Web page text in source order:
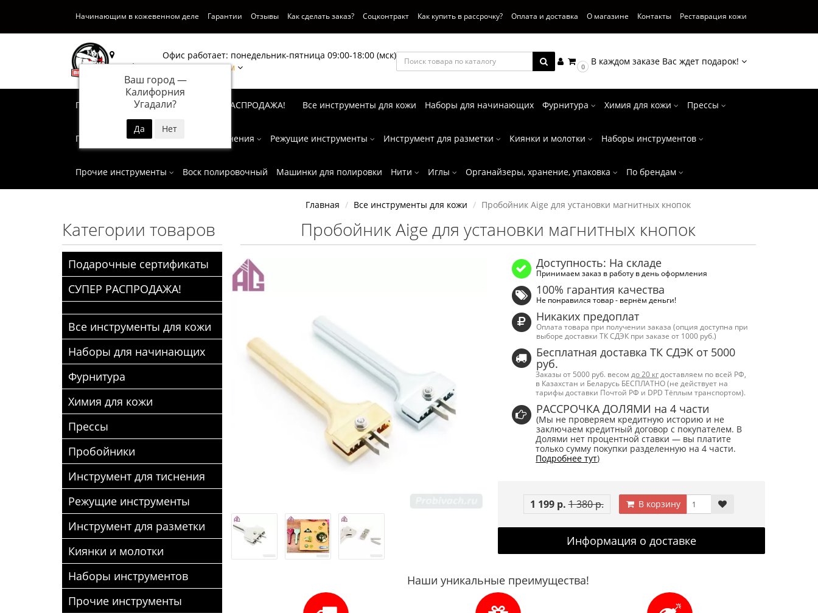
Начинающим в кожевенном деле Гарантии Отзывы Как сделать заказ? Соцконтракт Как купить в рассрочку? Оплата и доставка О магазине Контакты Реставрация кожи
Калифорния
Ваш город —
Калифорния
Угадали?
Офис работает: понедельник-пятница 09:00-18:00 (мск)
Написать нам
0 В каждом заказе Вас ждет подарок!
Подарочные сертификаты СУПЕР РАСПРОДАЖА! Все инструменты для кожи Наборы для начинающих Фурнитура Химия для кожи Прессы
Пробойники Инструмент для тиснения Режущие инструменты Инструмент для разметки Киянки и молотки Наборы инструментов
Прочие инструменты Воск полировочный Машинки для полировки Нити Иглы Органайзеры, хранение, упаковка По брендам
Категории товаров
Подарочные сертификаты
СУПЕР РАСПРОДАЖА!
Все инструменты для кожи
Наборы для начинающих
Фурнитура
Химия для кожи
Прессы
Пробойники
Инструмент для тиснения
Режущие инструменты
Инструмент для разметки
Киянки и молотки
Наборы инструментов
Прочие инструменты
Главная Все инструменты для кожи Пробойник Aige для установки магнитных кнопок
Пробойник Aige для установки магнитных кнопок
Доступность: На складе
Принимаем заказ в работу в день оформления
100% гарантия качества
Не понравился товар - вернём деньги!
Никаких предоплат
Оплата товара при получении заказа (опция доступна при
выборе доставки ТК СДЭК при заказе от 1000 руб.)
Бесплатная доставка ТК СДЭК от 5000
руб.
Заказы от 5000 руб. весом до 20 кг доставляем по всей РФ,
в Казахстан и Беларусь БЕСПЛАТНО (не действует на
тарифы доставки Почтой РФ и DPD Тёплым транспортом).
РАССРОЧКА ДОЛЯМИ на 4 части
(Мы не проверяем кредитную историю и не
заключаем кредитный договор с покупателем. В
Долями нет процентной ставки — вы платите
только сумму покупки разделенную на 4 части.
Подробнее тут)
1 199 р. 1 380 р. В корзину
Информация о доставке
Наши уникальные преимущества!